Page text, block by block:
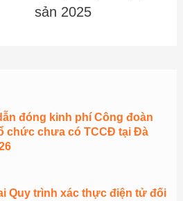
sản 2025
đóng kinh phí Công đoàn
chức chưa có TCCĐ tại Đà
Quy trình xác thực điện tử đối